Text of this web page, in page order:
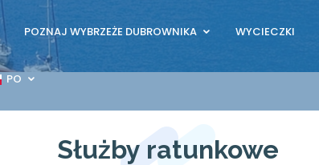
POZNAJ WYBRZEŻE DUBROWNIKA WYCIECZKI
PO
Służby ratunkowe